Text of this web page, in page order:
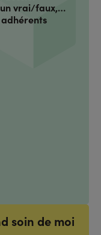
vrai/faux,…
soin de moi